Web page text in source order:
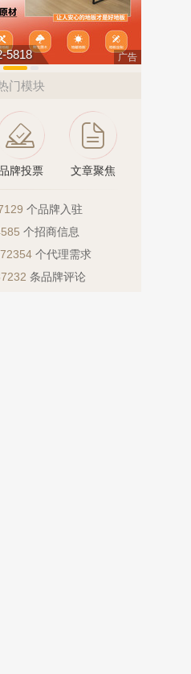
4006-026-011 广告
门模块
牌投票 文章聚焦
个品牌入驻
个招商信息
个代理需求
条品牌评论